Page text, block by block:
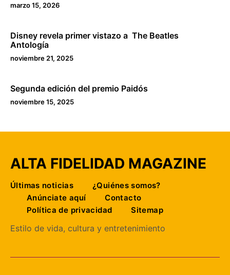
marzo 15, 2026
Disney revela primer vistazo a The Beatles
Antología
noviembre 21, 2025
Segunda edición del premio Paidós
noviembre 15, 2025
ALTA FIDELIDAD MAGAZINE
Últimas noticias
¿Quiénes somos?
Anúnciate aquí
Contacto
Política de privacidad
Sitemap
Estilo de vida, cultura y entretenimiento